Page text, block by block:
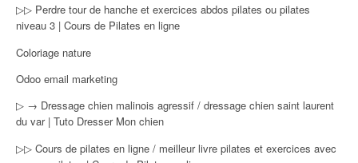
▷▷ Perdre tour de hanche et exercices abdos pilates ou pilates
niveau 3 | Cours de Pilates en ligne
Coloriage nature
Odoo email marketing
▷ → Dressage chien malinois agressif / dressage chien saint laurent
du var | Tuto Dresser Mon chien
▷▷ Cours de pilates en ligne / meilleur livre pilates et exercices avec